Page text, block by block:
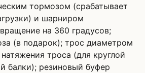
тормозом (срабатывает
и шарниром
на 360 градусов;
(в подарок); трос диаметром
троса (для круглой
балки); резиновый буфер